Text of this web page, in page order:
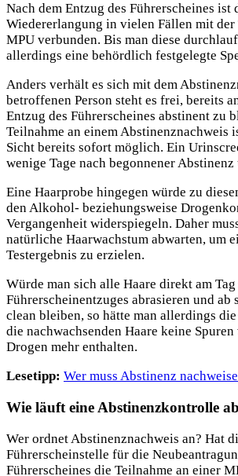
Nach dem Entzug des Führerscheines ist
Wiedererlangung in vielen Fällen mit der
MPU verbunden. Bis man diese
allerdings eine behördlich festgelegte
Anders verhält es sich mit dem
betroffenen Person steht es frei, bereits
Entzug des Führerscheines abstinent zu
Teilnahme an einem Abstinenznachweis
Sicht bereits sofort möglich. Ein
wenige Tage nach begonnener
Eine Haarprobe hingegen würde zu
den Alkohol- beziehungsweise
Vergangenheit widerspiegeln. Daher
natürliche Haarwachstum abwarten, um
Testergebnis zu erzielen.
Würde man sich alle Haare direkt am Tag
Führerscheinentzuges abrasieren und
clean bleiben, so hätte man allerdings
die nachwachsenden Haare keine
Drogen mehr enthalten.
Lesetipp: Wer muss Abstinenz
Wie läuft eine Abstinenzkontrolle
Wer ordnet Abstinenznachweis an? Hat
Führerscheinstelle für die
Führerscheines die Teilnahme an einer